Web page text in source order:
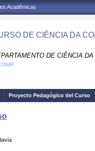
Acadêmicas
DE CIÊNCIA DA
DE CIÊNCIA
Proyecto Pedagógico del Curso